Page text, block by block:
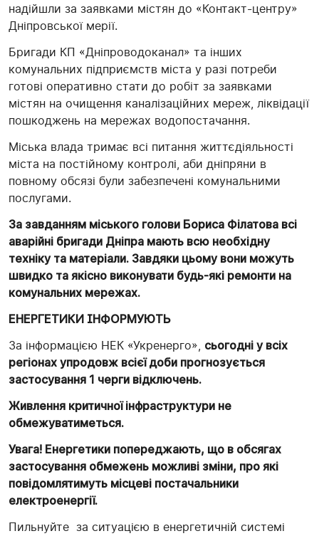
надійшли за заявками містян до «Контакт-центру»
Дніпровської мерії.
Бригади КП «Дніпроводоканал» та інших
комунальних підприємств міста у разі потреби
готові оперативно стати до робіт за заявками
містян на очищення каналізаційних мереж, ліквідації
пошкоджень на мережах водопостачання.
Міська влада тримає всі питання життєдіяльності
міста на постійному контролі, аби дніпряни в
повному обсязі були забезпечені комунальними
послугами.
За завданням міського голови Бориса Філатова всі
аварійні бригади Дніпра мають всю необхідну
техніку та матеріали. Завдяки цьому вони можуть
швидко та якісно виконувати будь-які ремонти на
комунальних мережах.
ЕНЕРГЕТИКИ ІНФОРМУЮТЬ
За інформацією НЕК «Укренерго», сьогодні у всіх
регіонах упродовж всієї доби прогнозується
застосування 1 черги відключень.
Живлення критичної інфраструктури не
обмежуватиметься.
Увага! Енергетики попереджають, що в обсягах
застосування обмежень можливі зміни, про які
повідомлятимуть місцеві постачальники
електроенергії.
Пильнуйте за ситуацією в енергетичній системі